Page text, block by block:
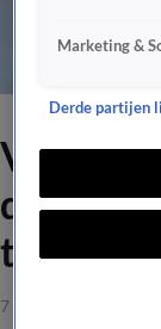
Video:
taart in
7 sep 2023, 15:00
Marketing &
Derde partijen